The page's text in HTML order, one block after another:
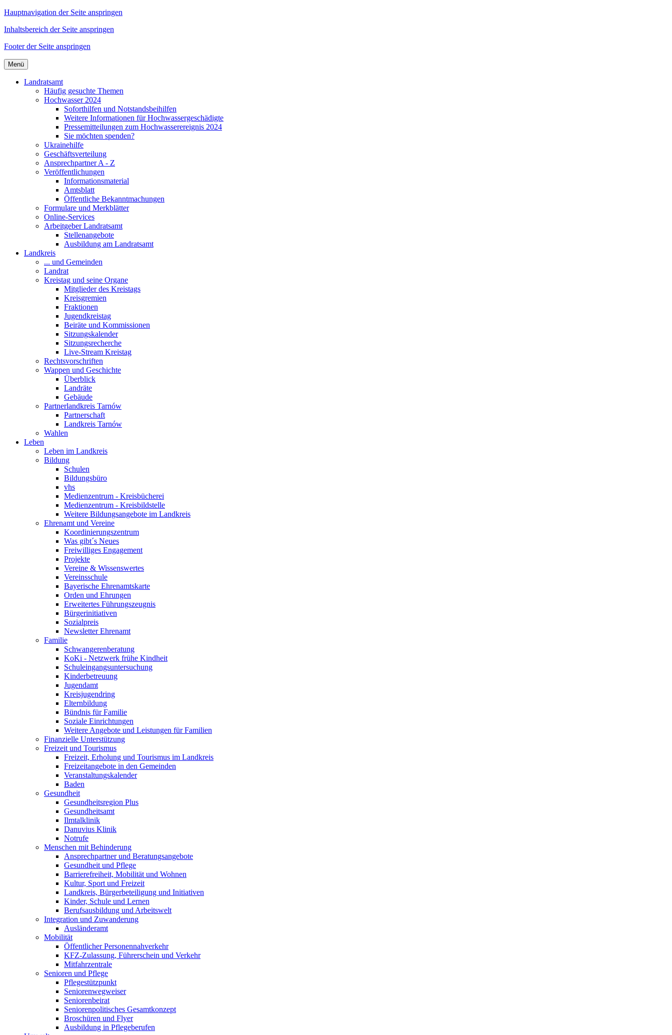
Hauptnavigation der Seite anspringen
Inhaltsbereich der Seite anspringen
Footer der Seite anspringen
Menü
Landratsamt
Häufig gesuchte Themen
Hochwasser 2024
Soforthilfen und Notstandsbeihilfen
Weitere Informationen für Hochwassergeschädigte
Pressemitteilungen zum Hochwasserereignis 2024
Sie möchten spenden?
Ukrainehilfe
Geschäftsverteilung
Ansprechpartner A - Z
Veröffentlichungen
Informationsmaterial
Amtsblatt
Öffentliche Bekanntmachungen
Formulare und Merkblätter
Online-Services
Arbeitgeber Landratsamt
Stellenangebote
Ausbildung am Landratsamt
Landkreis
... und Gemeinden
Landrat
Kreistag und seine Organe
Mitglieder des Kreistags
Kreisgremien
Fraktionen
Jugendkreistag
Beiräte und Kommissionen
Sitzungskalender
Sitzungsrecherche
Live-Stream Kreistag
Rechtsvorschriften
Wappen und Geschichte
Überblick
Landräte
Gebäude
Partnerlandkreis Tarnów
Partnerschaft
Landkreis Tarnów
Wahlen
Leben
Leben im Landkreis
Bildung
Schulen
Bildungsbüro
vhs
Medienzentrum - Kreisbücherei
Medienzentrum - Kreisbildstelle
Weitere Bildungsangebote im Landkreis
Ehrenamt und Vereine
Koordinierungszentrum
Was gibt´s Neues
Freiwilliges Engagement
Projekte
Vereine & Wissenswertes
Vereinsschule
Bayerische Ehrenamtskarte
Orden und Ehrungen
Erweitertes Führungszeugnis
Bürgerinitiativen
Sozialpreis
Newsletter Ehrenamt
Familie
Schwangerenberatung
KoKi - Netzwerk frühe Kindheit
Schuleingangsuntersuchung
Kinderbetreuung
Jugendamt
Kreisjugendring
Elternbildung
Bündnis für Familie
Soziale Einrichtungen
Weitere Angebote und Leistungen für Familien
Finanzielle Unterstützung
Freizeit und Tourismus
Freizeit, Erholung und Tourismus im Landkreis
Freizeitangebote in den Gemeinden
Veranstaltungskalender
Baden
Gesundheit
Gesundheitsregion Plus
Gesundheitsamt
Ilmtalklinik
Danuvius Klinik
Notrufe
Menschen mit Behinderung
Ansprechpartner und Beratungsangebote
Gesundheit und Pflege
Barrierefreiheit, Mobilität und Wohnen
Kultur, Sport und Freizeit
Landkreis, Bürgerbeteiligung und Initiativen
Kinder, Schule und Lernen
Berufsausbildung und Arbeitswelt
Integration und Zuwanderung
Ausländeramt
Mobilität
Öffentlicher Personennahverkehr
KFZ-Zulassung, Führerschein und Verkehr
Mitfahrzentrale
Senioren und Pflege
Pflegestützpunkt
Seniorenwegweiser
Seniorenbeirat
Seniorenpolitisches Gesamtkonzept
Broschüren und Flyer
Ausbildung in Pflegeberufen